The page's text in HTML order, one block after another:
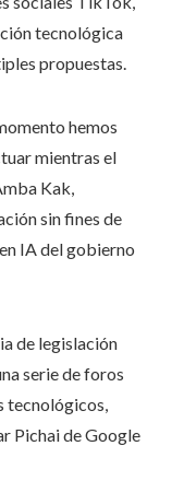
tecnológica
propuestas.
hemos
mientras el
Kak,
sin fines de
IA del gobierno
de legislación
serie de foros
tecnológicos,
Pichai de Google